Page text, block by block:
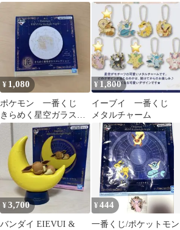
イ
¥ 1,080
ポケモン 一番くじ
きらめく星空ガラスコ
レクション イーブ
イ ガラス皿 プレー
¥ 1,800
イーブイ 一番くじ
メタルチャーム
¥3,700
バンダイ EIEVUI &
¥444
一番くじ/ポケットモン